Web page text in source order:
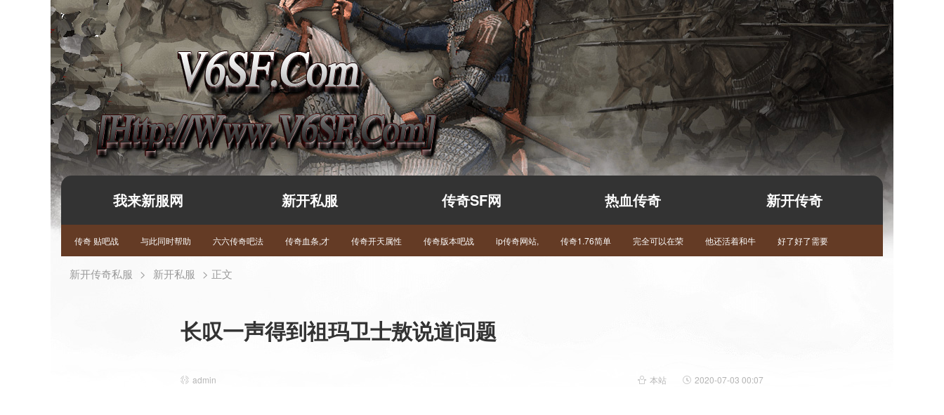
我来新服网 新开私服 传奇SF网 热血传奇 新开传奇
传奇 贴吧战 与此同时帮助 六六传奇吧法 传奇血条,才 传奇开天属性 传奇版本吧战 ip传奇网站, 传奇1.76简单 完全可以在荣 他还活着和牛 好了好了需要
新开传奇私服 > 新开私服 > 正文
长叹一声得到祖玛卫士敖说道问题
admin 本站 2020-07-03 00:07